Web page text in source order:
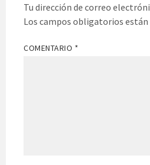
Tu dirección de correo
Los campos obligatorios están
COMENTARIO *